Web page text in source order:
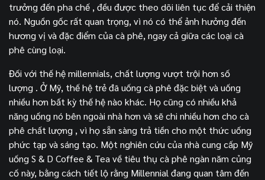
trưởng đến pha chế , đều được theo dõi liên tục để cải thiện
nó. Nguồn gốc rất quan trọng, vì nó có thể ảnh hưởng đến
hương vị và đặc điểm của cà phê, ngay cả giữa các loại cà
phê cùng loại.
Đối với thế hệ millennials, chất lượng vượt trội hơn số
lượng . Ở Mỹ, thế hệ trẻ đã uống cà phê đặc biệt và uống
nhiều hơn bất kỳ thế hệ nào khác. Họ cũng có nhiều khả
năng uống nó bên ngoài nhà hơn và sẽ chi nhiều hơn cho cà
phê chất lượng , vì họ sẵn sàng trả tiền cho một thức uống
phức tạp và sáng tạo. Một nghiên cứu của nhà cung cấp Mỹ
uống S & D Coffee & Tea về tiêu thụ cà phê ngàn năm củng
cố này, bằng cách tiết lộ rằng Millennial đang quan tâm đến